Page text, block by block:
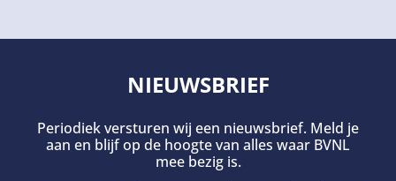
NIEUWSBRIEF
Periodiek versturen wij een nieuwsbrief. Meld je
aan en blijf op de hoogte van alles waar BVNL
mee bezig is.